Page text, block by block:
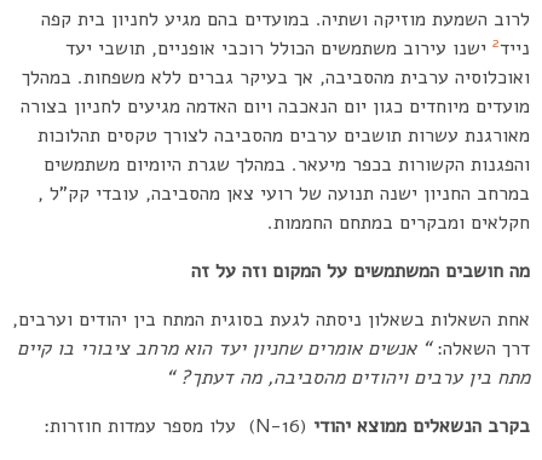
לרוב השמעת מוזיקה ושתיה. במועדים בהם מגיע לחניון בית קפה
נייד2 ישנו עירוב משתמשים הכולל רוכבי אופניים, תושבי יעד
ואוכלוסיה ערבית מהסביבה, אך בעיקר גברים ללא משפחות. במהלך
מועדים מיוחדים כגון יום הנאכבה ויום האדמה מגיעים לחניון בצורה
מאורגנת עשרות תושבים ערבים מהסביבה לצורך טקסים תהלוכות
והפגנות הקשורות בכפר מיעאר. במהלך שגרת היומיום משתמשים
במרחב החניון ישנה תנועה של רועי צאן מהסביבה, עובדי קק”ל ,
חקלאים ומבקרים במתחם החממות.
מה חושבים המשתמשים על המקום וזה על זה
אחת השאלות בשאלון ניסתה לגעת בסוגית המתח בין יהודים וערבים,
דרך השאלה:“ אנשים אומרים שחניון יעד הוא מרחב ציבורי בו קיים
מתח בין ערבים ויהודים מהסביבה, מה דעתך? “
בקרב הנשאלים ממוצא יהודי (N-16) עלו מספר עמדות חוזרות: